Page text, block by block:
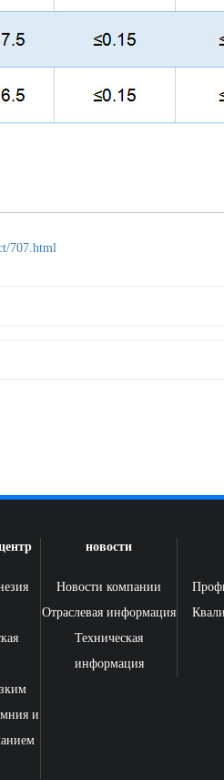
707.html
и
новости
Новости компании
Отраслевая информация
Техническая
информация